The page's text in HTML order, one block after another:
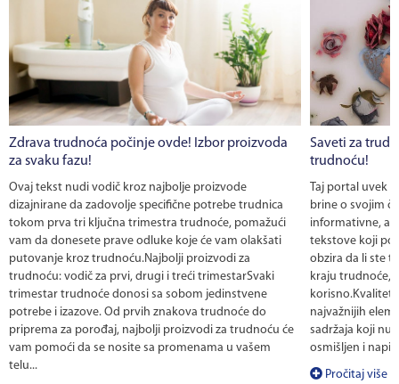
Zdrava trudnoća počinje ovde! Izbor proizvoda
za svaku fazu!
Ovaj tekst nudi vodič kroz najbolje proizvode
dizajnirane da zadovolje specifične potrebe trudnica
tokom prva tri ključna trimestra trudnoće, pomažući
vam da donesete prave odluke koje će vam olakšati
putovanje kroz trudnoću.Najbolji proizvodi za
trudnoću: vodič za prvi, drugi i treći trimestarSvaki
trimestar trudnoće donosi sa sobom jedinstvene
potrebe i izazove. Od prvih znakova trudnoće do
priprema za porođaj, najbolji proizvodi za trudnoću će
vam pomoći da se nosite sa promenama u vašem
telu...
Saveti za
trudnoću!
Taj portal uvek
brine o svojim
informativne, ali
tekstove koji
obzira da li ste
kraju trudnoće,
korisno.Kvalitet
najvažnijih
sadržaja koji
osmišljen i
Pročitaj više